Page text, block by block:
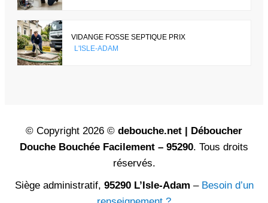
VIDANGE FOSSE SEPTIQUE PRIX
L'ISLE-ADAM
© Copyright 2026 © debouche.net | Déboucher
Douche Bouchée Facilement – 95290. Tous droits
réservés.
Siège administratif, 95290 L’Isle-Adam – Besoin d’un